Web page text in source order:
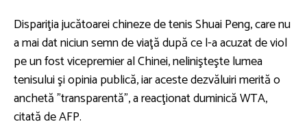
Dispariţia jucătoarei chineze de tenis Shuai Peng, care nu
a mai dat niciun semn de viaţă după ce l-a acuzat de viol
pe un fost vicepremier al Chinei, nelinişteşte lumea
tenisului şi opinia publică, iar aceste dezvăluiri merită o
anchetă "transparentă", a reacţionat duminică WTA,
citată de AFP.